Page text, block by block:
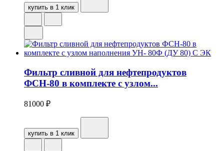
купить в 1 клик
Фильтр сливной для нефтепродуктов
ФСН-80 в комплекте с узлом...
81000 ₽
купить в 1 клик